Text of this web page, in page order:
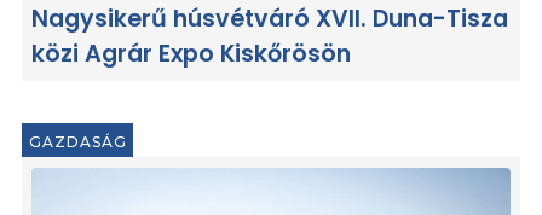
Nagysikerű húsvétváró XVII. Duna-Tisza
közi Agrár Expo Kiskőrösön
GAZDASÁG